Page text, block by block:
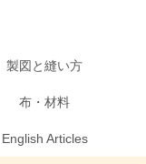
製図と縫い方
布・材料
English Articles